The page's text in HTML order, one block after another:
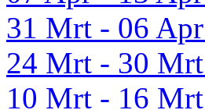
31 Mrt - 06
24 Mrt - 30
10 Mrt - 16